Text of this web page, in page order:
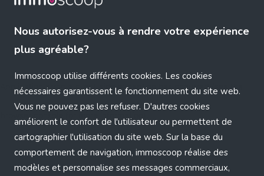
Nous autorisez-vous à rendre votre expérience
plus agréable?
Immoscoop utilise différents cookies. Les cookies
nécessaires garantissent le fonctionnement du site web.
Vous ne pouvez pas les refuser. D'autres cookies
améliorent le confort de l'utilisateur ou permettent de
cartographier l'utilisation du site web. Sur la base du
comportement de navigation, immoscoop réalise des
modèles et personnalise ses messages commerciaux,
Application error: a client-side exception has occurred (see the
browser console for more information)